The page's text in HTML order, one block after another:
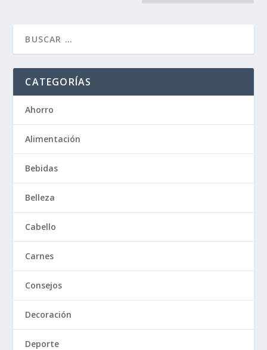
CATEGORÍAS
Ahorro
Alimentación
Bebidas
Belleza
Cabello
Carnes
Consejos
Decoración
Deporte